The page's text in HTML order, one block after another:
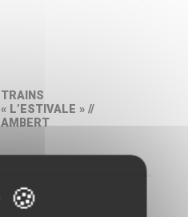
TRAINS
« L’ESTIVALE » //
AMBERT